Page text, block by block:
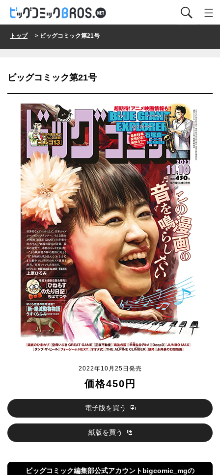
トップ> ビッグコミック第21号
ビッグコミック第21号
2022年10月25日発売
価格450円
電子版を買う
紙版を買う
ビッグコミック編集部公式アカウントbigcomic_mgの